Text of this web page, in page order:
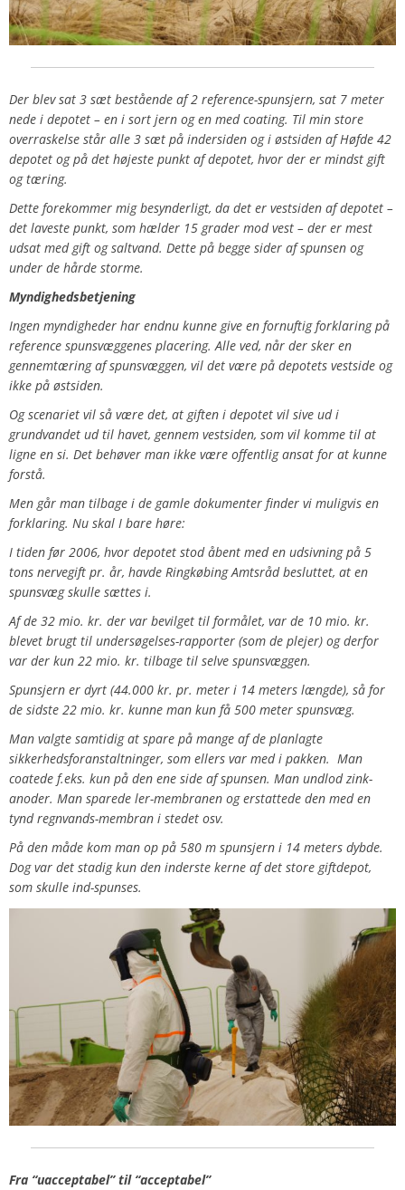
Der blev sat 3 sæt bestående af 2 reference-spunsjern, sat 7 meter
nede i depotet – en i sort jern og en med coating. Til min store
overraskelse står alle 3 sæt på indersiden og i østsiden af Høfde 42
depotet og på det højeste punkt af depotet, hvor der er mindst gift
og tæring.
Dette forekommer mig besynderligt, da det er vestsiden af depotet –
det laveste punkt, som hælder 15 grader mod vest – der er mest
udsat med gift og saltvand. Dette på begge sider af spunsen og
under de hårde storme.
Myndighedsbetjening
Ingen myndigheder har endnu kunne give en fornuftig forklaring på
reference spunsvæggenes placering. Alle ved, når der sker en
gennemtæring af spunsvæggen, vil det være på depotets vestside og
ikke på østsiden.
Og scenariet vil så være det, at giften i depotet vil sive ud i
grundvandet ud til havet, gennem vestsiden, som vil komme til at
ligne en si. Det behøver man ikke være offentlig ansat for at kunne
forstå.
Men går man tilbage i de gamle dokumenter finder vi muligvis en
forklaring. Nu skal I bare høre:
I tiden før 2006, hvor depotet stod åbent med en udsivning på 5
tons nervegift pr. år, havde Ringkøbing Amtsråd besluttet, at en
spunsvæg skulle sættes i.
Af de 32 mio. kr. der var bevilget til formålet, var de 10 mio. kr.
blevet brugt til undersøgelses-rapporter (som de plejer) og derfor
var der kun 22 mio. kr. tilbage til selve spunsvæggen.
Spunsjern er dyrt (44.000 kr. pr. meter i 14 meters længde), så for
de sidste 22 mio. kr. kunne man kun få 500 meter spunsvæg.
Man valgte samtidig at spare på mange af de planlagte
sikkerhedsforanstaltninger, som ellers var med i pakken. Man
coatede f.eks. kun på den ene side af spunsen. Man undlod zink-
anoder. Man sparede ler-membranen og erstattede den med en
tynd regnvands-membran i stedet osv.
På den måde kom man op på 580 m spunsjern i 14 meters dybde.
Dog var det stadig kun den inderste kerne af det store giftdepot,
som skulle ind-spunses.
Fra “uacceptabel” til “acceptabel”